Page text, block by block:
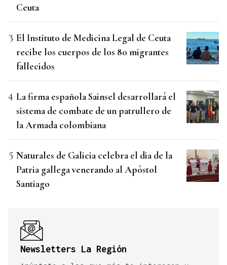
Ceuta
El Instituto de Medicina Legal de Ceuta
recibe los cuerpos de los 80 migrantes
fallecidos
La firma española Sainsel desarrollará el
sistema de combate de un patrullero de
la Armada colombiana
Naturales de Galicia celebra el dia de la
Patria gallega venerando al Apóstol
Santiago
Newsletters La Región